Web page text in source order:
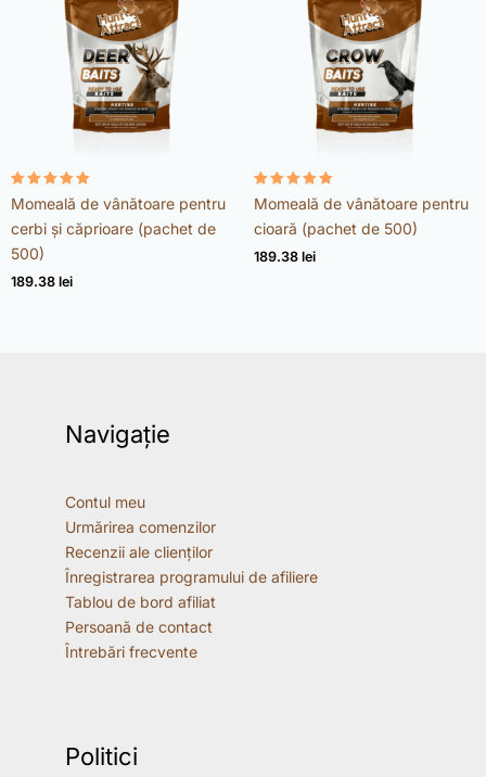
Evaluat la
4.98
din 5
Momeală de vânătoare pentru
cerbi și căprioare (pachet de
500)
189.38 lei
Evaluat la
4.96
din 5
Momeală de vânătoare pentru
cioară (pachet de 500)
189.38 lei
Navigație
Contul meu
Urmărirea comenzilor
Recenzii ale clienților
Înregistrarea programului de afiliere
Tablou de bord afiliat
Persoană de contact
Întrebări frecvente
Politici